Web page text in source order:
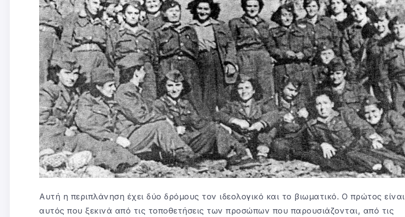
Αυτή η περιπλάνηση έχει δύο δρόμους τον ιδεολογικό και το βιωματικό. Ο πρώτος είναι
αυτός που ξεκινά από τις τοποθετήσεις των προσώπων που παρουσιάζονται, από τις